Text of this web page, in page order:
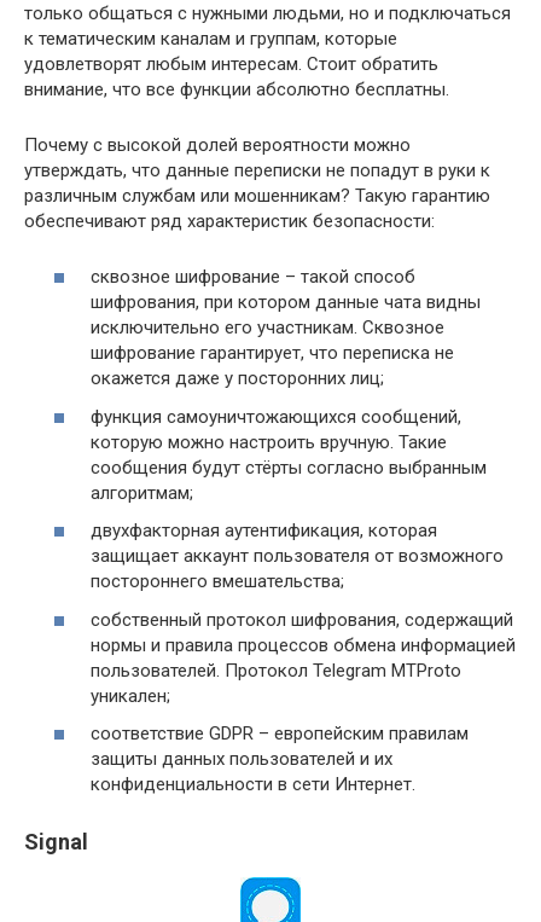
только общаться с нужными людьми, но и подключаться
к тематическим каналам и группам, которые
удовлетворят любым интересам. Стоит обратить
внимание, что все функции абсолютно бесплатны.
Почему с высокой долей вероятности можно
утверждать, что данные переписки не попадут в руки к
различным службам или мошенникам? Такую гарантию
обеспечивают ряд характеристик безопасности:
сквозное шифрование – такой способ
шифрования, при котором данные чата видны
исключительно его участникам. Сквозное
шифрование гарантирует, что переписка не
окажется даже у посторонних лиц;
функция самоуничтожающихся сообщений,
которую можно настроить вручную. Такие
сообщения будут стёрты согласно выбранным
алгоритмам;
двухфакторная аутентификация, которая
защищает аккаунт пользователя от возможного
постороннего вмешательства;
собственный протокол шифрования, содержащий
нормы и правила процессов обмена информацией
пользователей. Протокол Telegram MTProto
уникален;
соответствие GDPR – европейским правилам
защиты данных пользователей и их
конфиденциальности в сети Интернет.
Signal